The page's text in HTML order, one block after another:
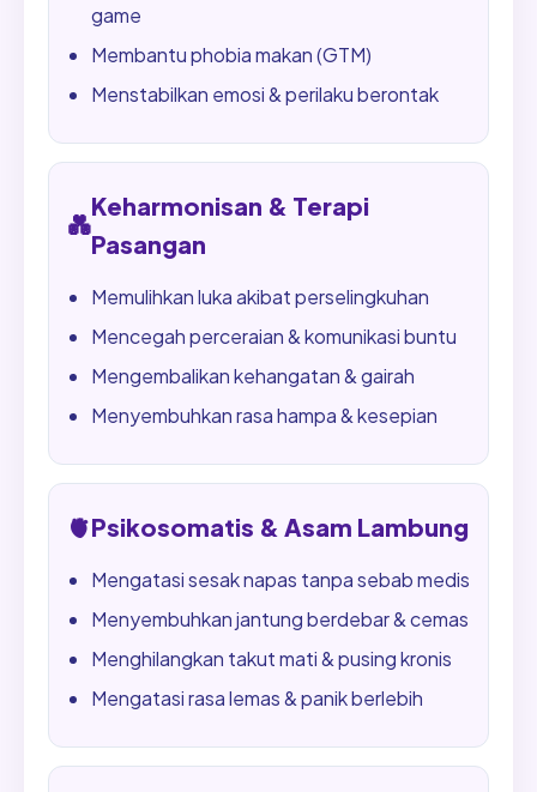
game
Membantu phobia makan (GTM)
Menstabilkan emosi & perilaku berontak
💑
Keharmonisan & Terapi
Pasangan
Memulihkan luka akibat perselingkuhan
Mencegah perceraian & komunikasi buntu
Mengembalikan kehangatan & gairah
Menyembuhkan rasa hampa & kesepian
🫀Psikosomatis & Asam Lambung
Mengatasi sesak napas tanpa sebab medis
Menyembuhkan jantung berdebar & cemas
Menghilangkan takut mati & pusing kronis
Mengatasi rasa lemas & panik berlebih